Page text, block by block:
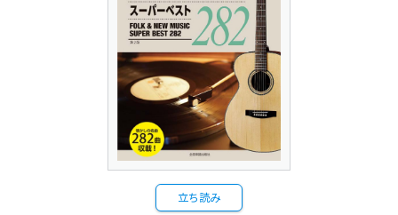
立ち読み